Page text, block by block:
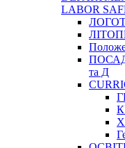
LABOR
та Д